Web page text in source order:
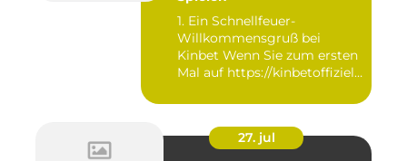
1. Ein Schnellfeuer-
Willkommensgruß bei
Kinbet Wenn Sie zum ersten
Mal auf https://kinbetoffiziell-
27. jul